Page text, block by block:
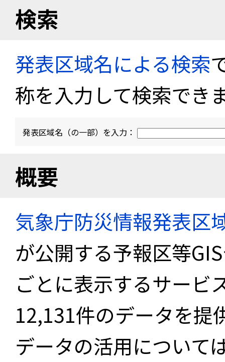
検索
発表区域名による検索
称を入力して検索でき
発表区域名（の一部）を入力：
概要
気象庁防災情報発表区
が公開する予報区等
ごとに表示するサービ
12,131件のデータを提
データの活用について